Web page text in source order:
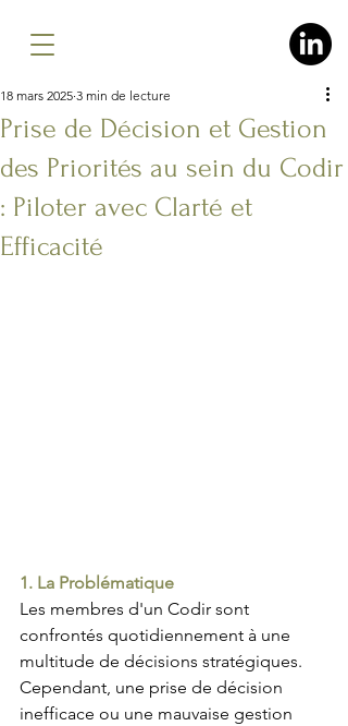
Prise de Décision et Gestion
des Priorités au sein du Codir
: Piloter avec Clarté et
Efficacité
18 mars 2025 3 min de lecture
1. La Problématique
Les membres d'un Codir sont
confrontés quotidiennement à une
multitude de décisions stratégiques.
Cependant, une prise de décision
inefficace ou une mauvaise gestion